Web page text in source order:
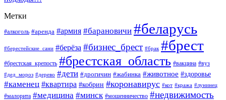
Метки
#алкоголь #аренда #армия #барановичи #беларусь
#берестейские_сани #берёза #бизнес_брест #брак #брест
#брестская_крепость #брестская_область #вакцина #вуз
#дед_мороз #дерево #дети #дрогичин #жабинка #животное #здоровье
#каменец #квартира #кобрин #коронавирус #кот #кража #лунинец
#малорита #медицина #минск #мошенничество #недвижимость